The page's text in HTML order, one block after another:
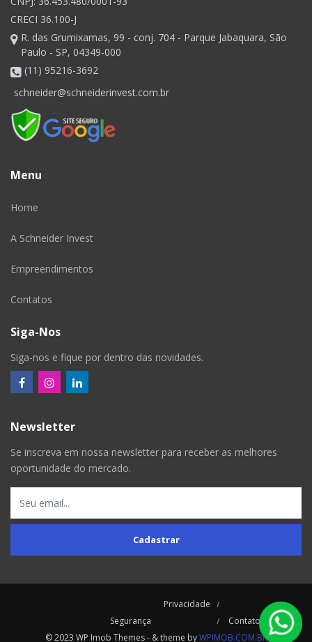
CRECI 36.100-J
R. das Grumixamas, 99 - conj. 704 - Parque Jabaquara, São
Paulo - SP, 04349-000
(11) 95216-3692
schneider@schneiderinvest.com.br
Menu
Home
A Schneider Invest
Empreendimentos
Contatos
Siga-Nos
Siga-nos e fique por dentro das novidades.
Newsletter
Se inscreva em nossa newsletter para receber as melhores
oportunidade do mercado.
Cadastrar
© 2023 WP Imob Themes - & theme byWPIMOB.COM.BR
Privacidade
Segurança
Contatos